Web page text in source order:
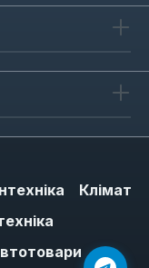
роботи.
служби
Клімат